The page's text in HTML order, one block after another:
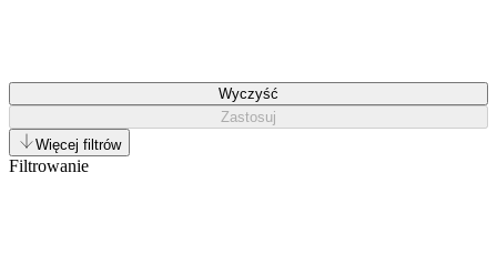
Wyczyść
Zastosuj
Więcej filtrów
Filtrowanie